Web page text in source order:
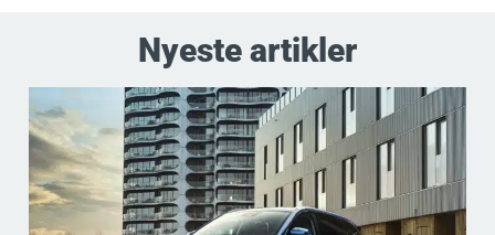
Nyeste artikler